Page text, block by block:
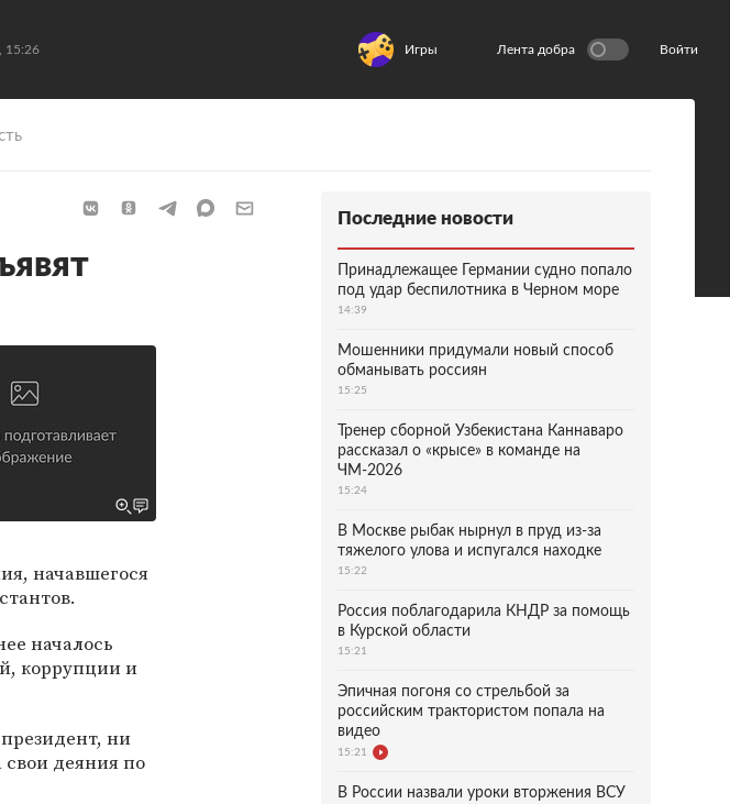
15:26 Игры Лента добра Войти
начавшегося
началось
коррупции и
ни
свои деяния по
Последние новости
Принадлежащее Германии судно попало
под удар беспилотника в Черном море
14:39
Мошенники придумали новый способ
обманывать россиян
15:25
Тренер сборной Узбекистана Каннаваро
рассказал о «крысе» в команде на
ЧМ-2026
15:24
В Москве рыбак нырнул в пруд из-за
тяжелого улова и испугался находке
15:22
Россия поблагодарила КНДР за помощь
в Курской области
15:21
Эпичная погоня со стрельбой за
российским трактористом попала на
видео
15:21
В России назвали уроки вторжения ВСУ